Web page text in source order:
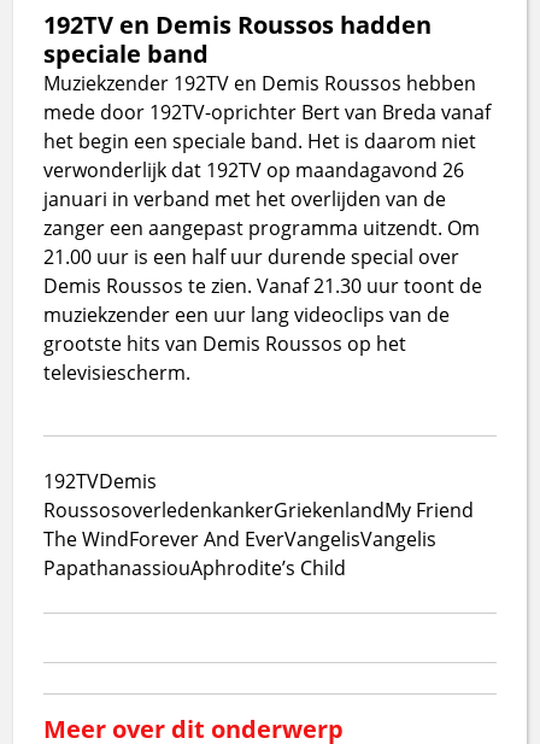
192TV en Demis Roussos hadden
speciale band
Muziekzender 192TV en Demis Roussos hebben
mede door 192TV-oprichter Bert van Breda vanaf
het begin een speciale band. Het is daarom niet
verwonderlijk dat 192TV op maandagavond 26
januari in verband met het overlijden van de
zanger een aangepast programma uitzendt. Om
21.00 uur is een half uur durende special over
Demis Roussos te zien. Vanaf 21.30 uur toont de
muziekzender een uur lang videoclips van de
grootste hits van Demis Roussos op het
televisiescherm.
192TVDemis
RoussosoverledenkankerGriekenlandMy Friend
The WindForever And EverVangelisVangelis
PapathanassiouAphrodite’s Child
Meer over dit onderwerp